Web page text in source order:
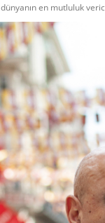
en mutluluk